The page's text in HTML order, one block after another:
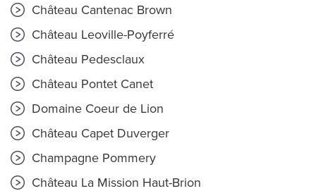
Château Cantenac Brown
Château Leoville-Poyferré
Château Pedesclaux
Château Pontet Canet
Domaine Coeur de Lion
Château Capet Duverger
Champagne Pommery
Château La Mission Haut-Brion